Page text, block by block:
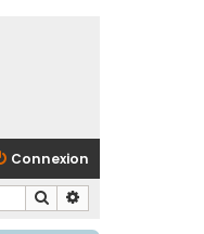
Connexion
Rechercher